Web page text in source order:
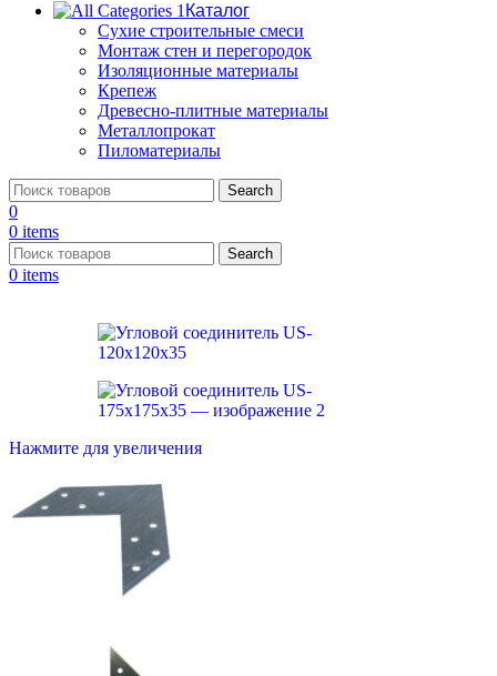
Каталог
Сухие строительные смеси
Монтаж стен и перегородок
Изоляционные материалы
Крепеж
Древесно-плитные материалы
Металлопрокат
Пиломатериалы
Search
0
0 items
Search
0 items
Нажмите для увеличения